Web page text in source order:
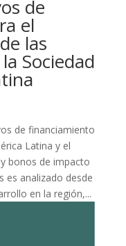
de
el
las
Sociedad
de financiamiento
Latina y el
bonos de impacto
es analizado desde
en la región,...